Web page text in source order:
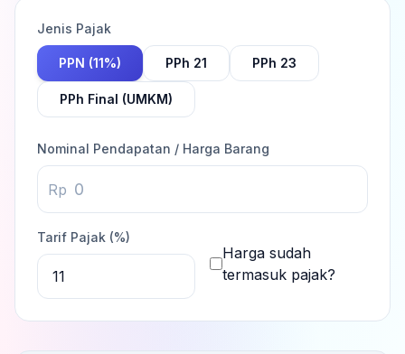
Jenis Pajak
PPN (11%) PPh 21 PPh 23
PPh Final (UMKM)
Nominal Pendapatan / Harga Barang
Rp
Tarif Pajak (%)
Harga sudah
termasuk pajak?